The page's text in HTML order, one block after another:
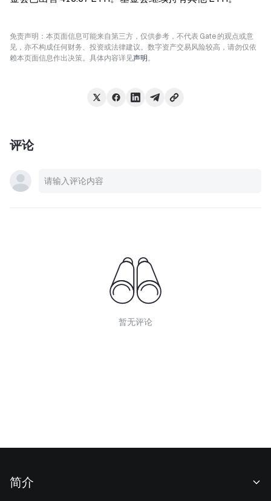
免责声明：本页面信息可能来自第三方，仅供参考，不代表 Gate 的观点或意
见，亦不构成任何财务、投资或法律建议。数字资产交易风险较高，请勿仅依
赖本页面信息作出决策。具体内容详见声明。
评论
暂无评论
简介